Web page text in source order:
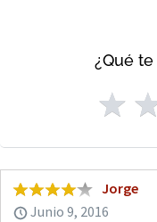
¿Qué
Jorge
Junio 9, 2016